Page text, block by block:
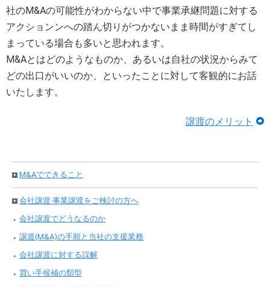
社のM&Aの可能性がわからない中で事業承継問題に対する
アクションンへの踏ん切りがつかないまま時間がすぎてし
まっている場合も多いと思われます。
M&Aとはどのようなものか、あるいは自社の状況からみて
どの出口がいいのか、といったことに対して客観的にお話
いたします。
譲渡のメリット
M&Aでできること
会社譲渡·事業譲渡をご検討の方へ
会社譲渡でどうなるのか
譲渡(M&A)の手順と当社の支援業務
会社譲渡に対する誤解
買い手候補の類型